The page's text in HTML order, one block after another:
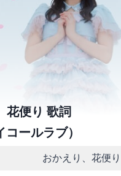
花便り 歌詞
コールラブ）
おかえり、花便り